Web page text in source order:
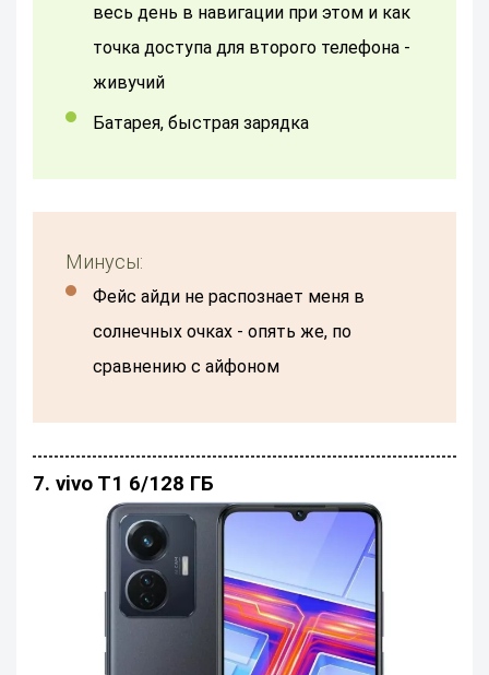
весь день в навигации при этом и как
точка доступа для второго телефона -
живучий
Батарея, быстрая зарядка
Минусы:
Фейс айди не распознает меня в
солнечных очках - опять же, по
сравнению с айфоном
7. vivo T1 6/128 ГБ